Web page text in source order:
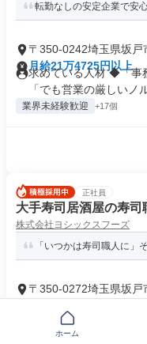
転勤なしの安定企業で安
〒350-0242埼玉県坂戸
月給21万4725円以上
求めている人材 ◆「事
「でも営業の厳しいノ
業界未経験歓迎 +17個
正社員
大手寿司居酒屋の寿司
株式会社ヨシックスフーズ
「いつかは寿司職人に」
〒350-0272埼玉県坂戸
資格 ＼経験・年齢・
す◎ ・明るい挨拶と笑
ホーム